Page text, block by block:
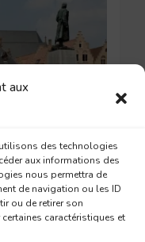
aux
des technologies
aux informations des
nous permettra de
de navigation ou les ID
ou de retirer son
caractéristiques et
GUÉDET